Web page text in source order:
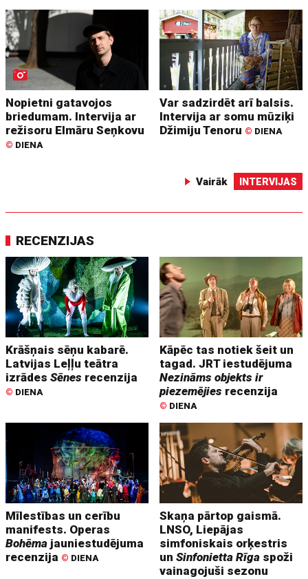
Nopietni gatavojos
briedumam. Intervija ar
režisoru Elmāru Seņkovu
© DIENA
Var sadzirdēt arī balsis.
Intervija ar somu mūziķi
Džimiju Tenoru © DIENA
Vairāk INTERVIJAS
RECENZIJAS
Krāšņais sēņu kabarē.
Latvijas Leļļu teātra
izrādesSēnes recenzija
© DIENA
Kāpēc tas notiek šeit un
tagad. JRT iestudējuma
Nezināms objekts ir
piezemējies recenzija
© DIENA
Mīlestības un cerību
manifests. Operas
Bohēma jauniestudējuma
recenzija © DIENA
Skaņa pārtop gaismā.
LNSO, Liepājas
simfoniskais orķestris
unSinfonietta Rīga spoži
vainagojuši sezonu